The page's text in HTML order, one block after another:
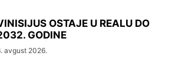
OSTAJE U REALU DO
GODINE
avgust 2026.